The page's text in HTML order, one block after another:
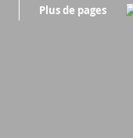
Plus de pages